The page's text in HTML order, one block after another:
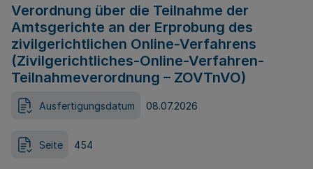
Verordnung über die Teilnahme der
Amtsgerichte an der Erprobung des
zivilgerichtlichen Online-Verfahrens
(Zivilgerichtliches-Online-Verfahren-
Teilnahmeverordnung – ZOVTnVO)
Ausfertigungsdatum 08.07.2026
Seite 454